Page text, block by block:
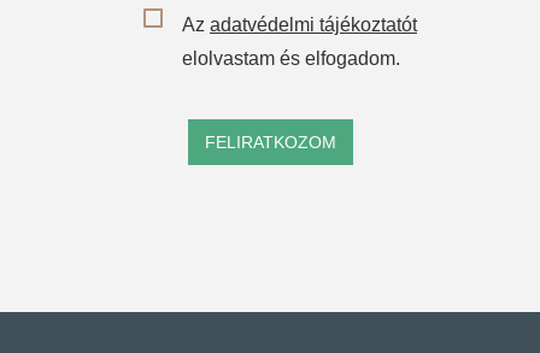
Az adatvédelmi tájékoztatót
elolvastam és elfogadom.
FELIRATKOZOM